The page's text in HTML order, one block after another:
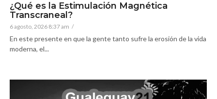
¿Qué es la Estimulación Magnética
Transcraneal?
6 agosto, 2026 8:37 am /
En este presente en que la gente tanto sufre la erosión de la vida
moderna, el...